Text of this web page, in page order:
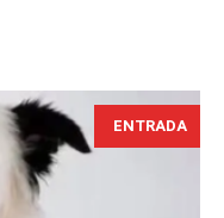
ENTRADA